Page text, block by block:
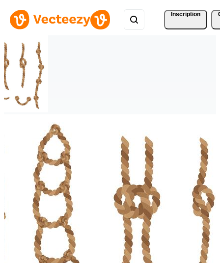
Inscription